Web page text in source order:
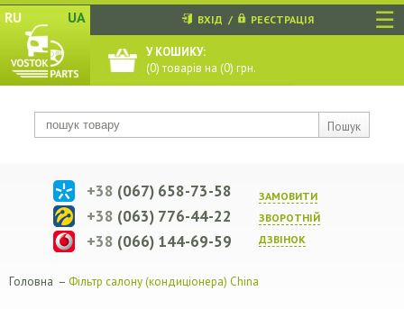
☰
RU UA
Пошук
ВХІД / РЕЄСТРАЦІЯ
У КОШИКУ:
(0) товарів на (0) грн.
ЗАМОВИТИ
ЗВОРОТНIЙ
ДЗВIНОК
+38 (067) 658-73-58
+38 (063) 776-44-22
+38 (066) 144-69-59
Головна – Фільтр салону (кондиціонера) China